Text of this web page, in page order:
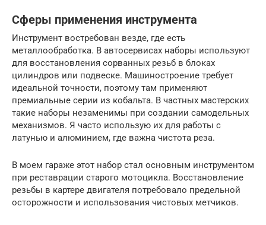
Сферы применения инструмента
Инструмент востребован везде, где есть
металлообработка. В автосервисах наборы используют
для восстановления сорванных резьб в блоках
цилиндров или подвеске. Машиностроение требует
идеальной точности, поэтому там применяют
премиальные серии из кобальта. В частных мастерских
такие наборы незаменимы при создании самодельных
механизмов. Я часто использую их для работы с
латунью и алюминием, где важна чистота реза.
В моем гараже этот набор стал основным инструментом
при реставрации старого мотоцикла. Восстановление
резьбы в картере двигателя потребовало предельной
осторожности и использования чистовых метчиков.